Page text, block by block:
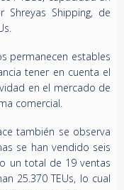
Shipping, de
permanecen estables
tener en cuenta el
en el mercado de
comercial.
también se observa
se han vendido seis
un total de 19 ventas
25.370 TEUs, lo cual